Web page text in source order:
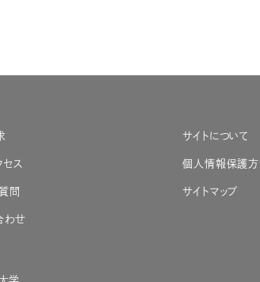
セス
問
わせ
サイトについて
個人情報保護
サイトマップ